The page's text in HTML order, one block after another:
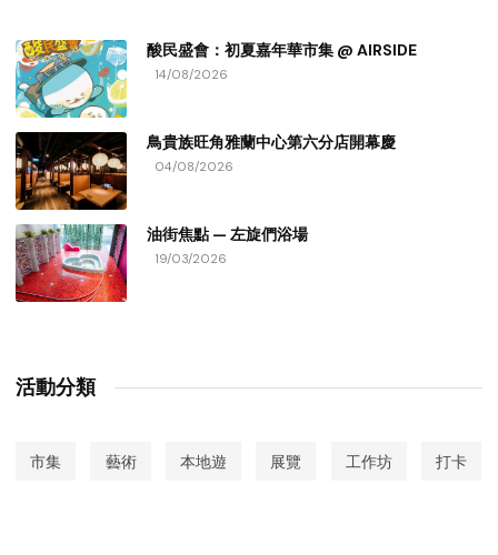
酸民盛會：初夏嘉年華市集 @ AIRSIDE
14/08/2026
鳥貴族旺角雅蘭中心第六分店開幕慶
04/08/2026
油街焦點 — 左旋們浴場
19/03/2026
活動分類
市集 藝術 本地遊 展覽 工作坊 打卡